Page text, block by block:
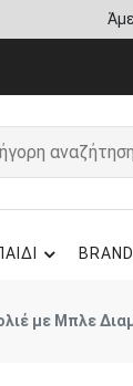
με Μπλε